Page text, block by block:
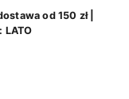
od 150 zł |
LATO